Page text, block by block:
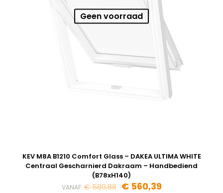
Geen voorraad
KEV M8A B1210 Comfort Glass – DAKEA ULTIMA WHITE
Centraal Gescharnierd Dakraam – Handbediend
(B78xH140)
VANAF:€589,88 €560,39